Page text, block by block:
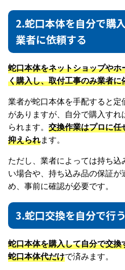
2.蛇口本体を自分で購
業者に依頼する
蛇口本体をネットショップや
く購入し、取付工事のみ業者に
業者が蛇口本体を手配すると
がありますが、自分で購入す
られます。 交換作業はプロに
抑えられます。
ただし、業者によっては持ち
い場合や、持ち込み品の保証
め、事前に確認が必要です。
3.蛇口交換を自分で行う
蛇口本体を購入して自分で交
蛇口本体代だけで済みます。